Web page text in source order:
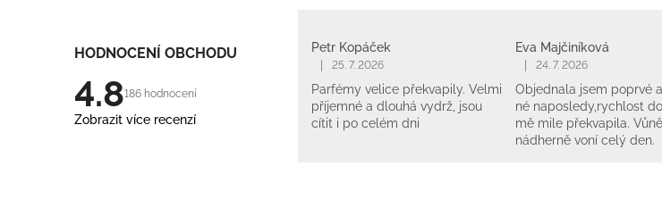
HODNOCENÍ OBCHODU
4.8186 hodnocení
Zobrazit více recenzí
Petr Kopáček
25. 7. 2026
Parfémy velice překvapily. Velmi
příjemné a dlouhá vydrž, jsou
cítit i po celém dni
Eva Majčiníková
24. 7. 2026
Objednala jsem poprvé
né naposledy,rychlost
mě mile překvapila. Vůně
nádherně voní celý den.